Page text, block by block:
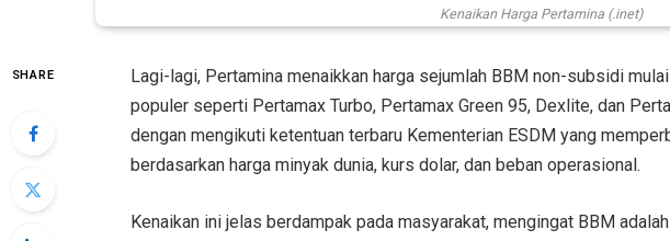
Kenaikan Harga Pertamina (.inet)
SHARE
Lagi-lagi, Pertamina menaikkan harga sejumlah BBM non-subsidi
populer seperti Pertamax Turbo, Pertamax Green 95, Dexlite, dan
dengan mengikuti ketentuan terbaru Kementerian ESDM yang
berdasarkan harga minyak dunia, kurs dolar, dan beban operasional.
Kenaikan ini jelas berdampak pada masyarakat, mengingat BBM